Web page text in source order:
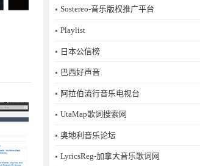
Sostereo-音乐版权推广平台
Playlist
日本公信榜
巴西好声音
阿拉伯流行音乐电视台
UtaMap歌词搜索网
奥地利音乐论坛
LyricsReg-加拿大音乐歌词网